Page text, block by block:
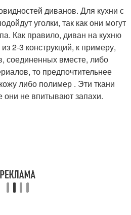
диванов. Для кухни с
уголки, так как они могут
Как правило, диван на кухню
2-3 конструкций, к примеру,
соединенных вместе, либо
то предпочтительнее
либо полимер . Эти ткани
они не впитывают запахи.